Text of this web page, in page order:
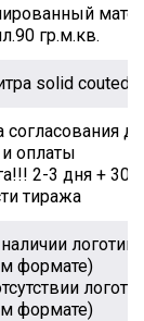
гр.м.кв.
solid couted
оплаты
2-3 дня +
тиража
формате)
формате)